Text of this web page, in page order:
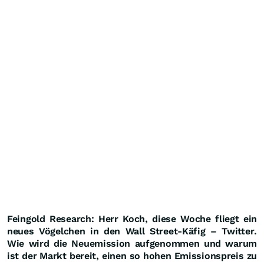
Feingold Research: Herr Koch, diese Woche fliegt ein
neues Vögelchen in den Wall Street-Käfig – Twitter.
Wie wird die Neuemission aufgenommen und warum
ist der Markt bereit, einen so hohen Emissionspreis zu